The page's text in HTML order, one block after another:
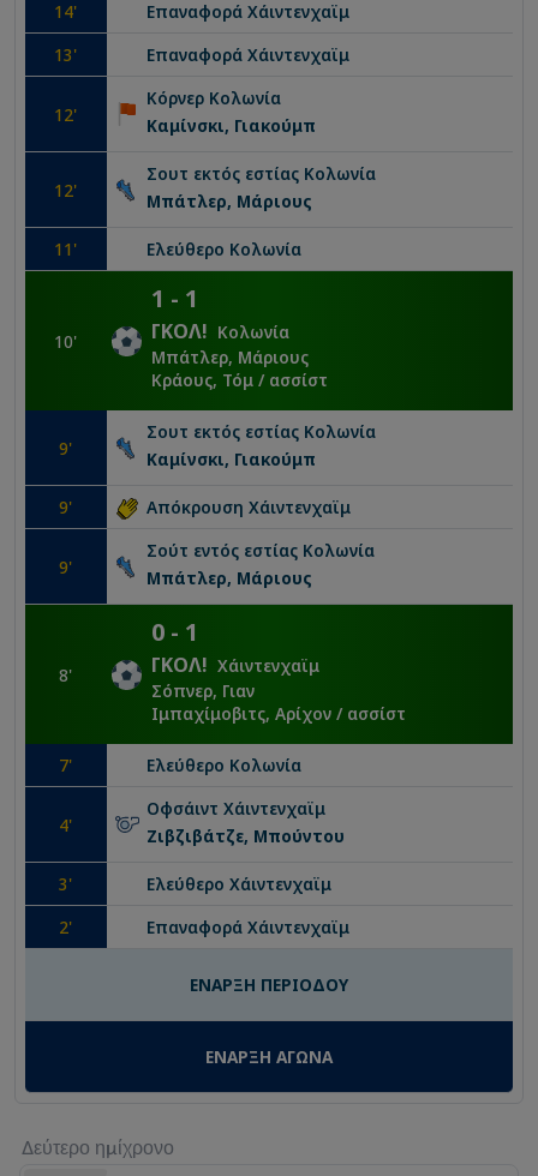
14' Επαναφορά Χάιντενχαϊμ
13' Επαναφορά Χάιντενχαϊμ
12'
Κόρνερ Κολωνία
Καμίνσκι, Γιακούμπ
12'
Σουτ εκτός εστίας Κολωνία
Μπάτλερ, Μάριους
11 ' Ελεύθερο Κολωνία
10'
1 - 1
ΓΚΟΛ! Κολωνία
Μπάτλερ, Μάριους
Κράους, Τόμ / ασσίστ
9'
Σουτ εκτός εστίας Κολωνία
Καμίνσκι, Γιακούμπ
9' Απόκρουση Χάιντενχαϊμ
9'
Σούτ εντός εστίας Κολωνία
Μπάτλερ, Μάριους
8'
0 - 1
ΓΚΟΛ! Χάιντενχαϊμ
Σόπνερ, Γιαν
Ιμπαχίμοβιτς, Αρίχον / ασσίστ
7' Ελεύθερο Κολωνία
4'
Οφσάιντ Χάιντενχαϊμ
Ζιβζιβάτζε, Μπούντου
3' Ελεύθερο Χάιντενχαϊμ
2' Επαναφορά Χάιντενχαϊμ
ΕΝΑΡΞΗ ΠΕΡΙΟΔΟΥ
ΕΝΑΡΞΗ ΑΓΩΝΑ
Δεύτερο ημίχρονο